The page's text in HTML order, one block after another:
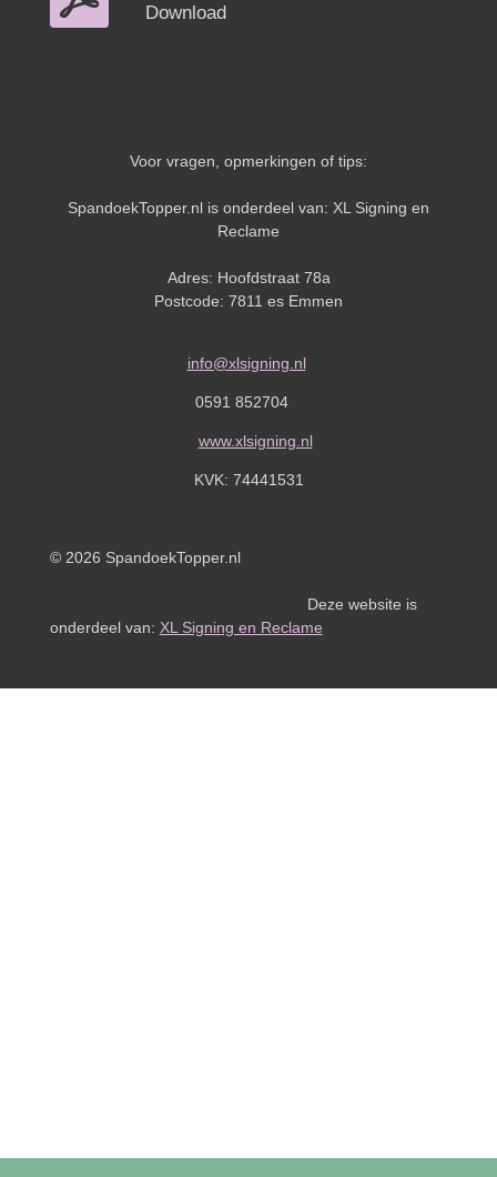
Download
Voor vragen, opmerkingen of tips:
SpandoekTopper.nl is onderdeel van: XL Signing en
Reclame
Adres: Hoofdstraat 78a
Postcode: 7811 es Emmen
info@xlsigning.nl
0591 852704
www.xlsigning.nl
KVK: 74441531
© 2026 SpandoekTopper.nl
Deze website is
onderdeel van: XL Signing en Reclame